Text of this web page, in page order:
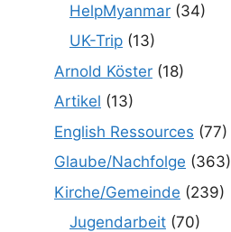
HelpMyanmar (34)
UK-Trip (13)
Arnold Köster (18)
Artikel (13)
English Ressources (77)
Glaube/Nachfolge (363)
Kirche/Gemeinde (239)
Jugendarbeit (70)